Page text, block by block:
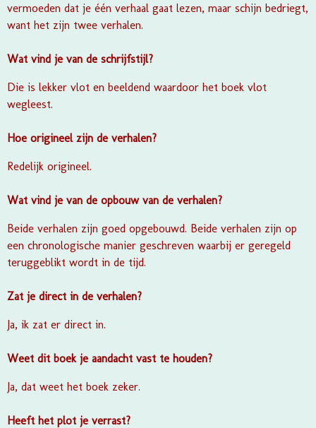
vermoeden dat je één verhaal gaat lezen, maar schijn bedriegt,
want het zijn twee verhalen.
Wat vind je van de schrijfstijl?
Die is lekker vlot en beeldend waardoor het boek vlot
wegleest.
Hoe origineel zijn de verhalen?
Redelijk origineel.
Wat vind je van de opbouw van de verhalen?
Beide verhalen zijn goed opgebouwd. Beide verhalen zijn op
een chronologische manier geschreven waarbij er geregeld
teruggeblikt wordt in de tijd.
Zat je direct in de verhalen?
Ja, ik zat er direct in.
Weet dit boek je aandacht vast te houden?
Ja, dat weet het boek zeker.
Heeft het plot je verrast?